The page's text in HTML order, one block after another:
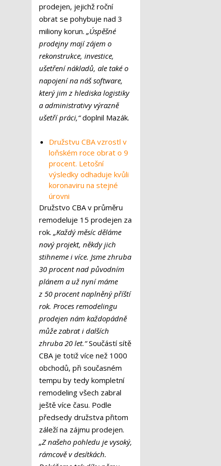
prodejen, jejichž roční
obrat se pohybuje nad 3
miliony korun. „Úspěšné
prodejny mají zájem o
rekonstrukce, investice,
ušetření nákladů, ale také o
napojení na náš software,
který jim z hlediska logistiky
a administrativy výrazně
ušetří práci,“doplnil Mazák.
Družstvu CBA vzrostl v
loňském roce obrat o 9
procent. Letošní
výsledky odhaduje kvůli
koronaviru na stejné
úrovni
Družstvo CBA v průměru
remodeluje 15 prodejen za
rok. „Každý měsíc děláme
nový projekt, někdy jich
stihneme i více. Jsme zhruba
30 procent nad původním
plánem a už nyní máme
z 50 procent naplněný příští
rok. Proces remodelingu
prodejen nám každopádně
může zabrat i dalších
zhruba 20 let.“Součástí sítě
CBA je totiž více než 1000
obchodů, při současném
tempu by tedy kompletní
remodeling všech zabral
ještě více času. Podle
předsedy družstva přitom
záleží na zájmu prodejen.
„Z našeho pohledu je vysoký,
rámcově v desítkách.